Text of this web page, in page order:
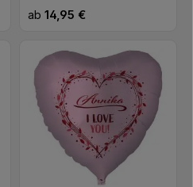
Regulärer Preis:
ab14,95 €